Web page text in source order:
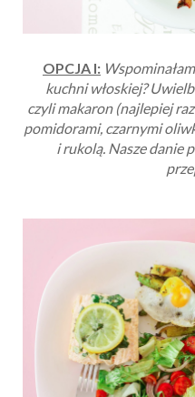
OPCJA I:
kuchni włoskiej?
czyli makaron (najlepiej
pomidorami, czarnymi
i rukolą. Nasze danie